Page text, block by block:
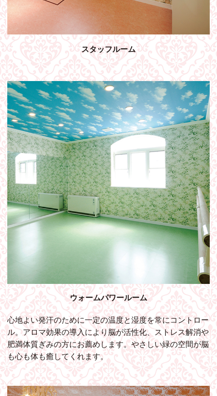
スタッフルーム
ウォームパワールーム
心地よい発汗のために一定の温度と湿度を常にコントロー
ル。アロマ効果の導入により脳が活性化、ストレス解消や
肥満体質ぎみの方にお薦めします。やさしい緑の空間が脳
も心も体も癒してくれます。